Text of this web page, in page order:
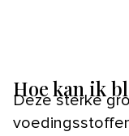
Hoe kan ik
Deze sterke